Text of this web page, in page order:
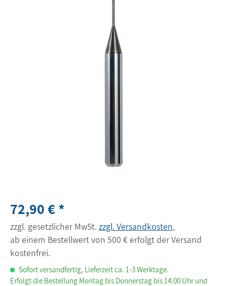
72,90 € *
zzgl. gesetzlicher MwSt. zzgl. Versandkosten,
ab einem Bestellwert von 500 € erfolgt der Versand
kostenfrei.
Sofort versandfertig, Lieferzeit ca. 1-3 Werktage.
Erfolgt die Bestellung Montag bis Donnerstag bis 14:00 Uhr und